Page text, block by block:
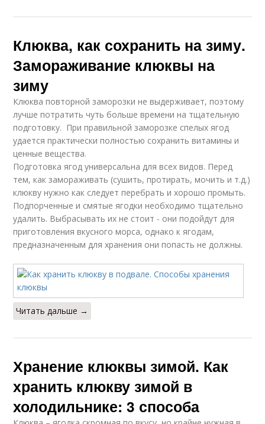
Клюква, как сохранить на зиму.
Замораживание клюквы на
зиму
Клюква повторной заморозки не выдерживает, поэтому
лучше потратить чуть больше времени на тщательную
подготовку. При правильной заморозке спелых ягод
удается практически полностью сохранить витамины и
ценные вещества.
Подготовка ягод универсальна для всех видов. Перед
тем, как замораживать (сушить, протирать, мочить и т.д.)
клюкву нужно как следует перебрать и хорошо промыть.
Подпорченные и смятые ягодки необходимо тщательно
удалить. Выбрасывать их не стоит - они подойдут для
приготовления вкусного морса, однако к ягодам,
предназначенным для хранения они попасть не должны.
Читать дальше →
Хранение клюквы зимой. Как
хранить клюкву зимой в
холодильнике: 3 способа